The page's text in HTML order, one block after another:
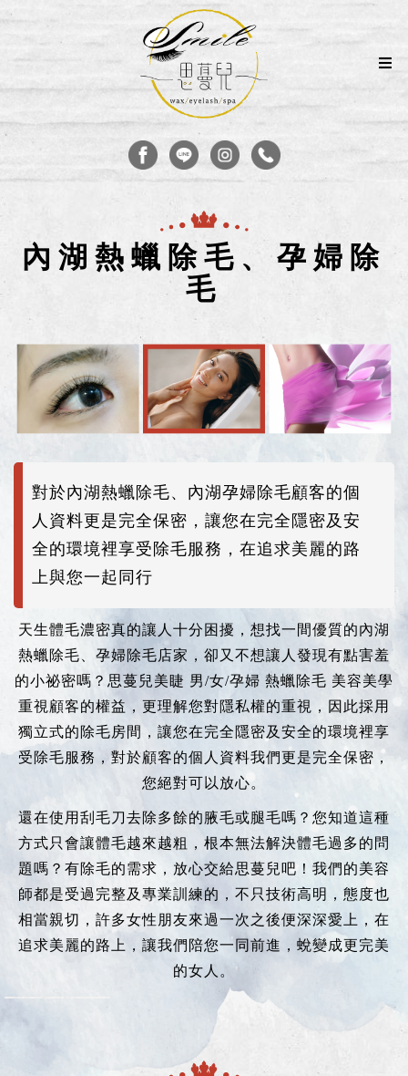
內湖熱蠟除毛、孕婦除
毛
對於內湖熱蠟除毛、內湖孕婦除毛顧客的個
人資料更是完全保密，讓您在完全隱密及安
全的環境裡享受除毛服務，在追求美麗的路
上與您一起同行
天生體毛濃密真的讓人十分困擾，想找一間優質的內湖
熱蠟除毛、孕婦除毛店家，卻又不想讓人發現有點害羞
的小祕密嗎？思蔓兒美睫 男/女/孕婦 熱蠟除毛 美容美學
重視顧客的權益，更理解您對隱私權的重視，因此採用
獨立式的除毛房間，讓您在完全隱密及安全的環境裡享
受除毛服務，對於顧客的個人資料我們更是完全保密，
您絕對可以放心。
還在使用刮毛刀去除多餘的腋毛或腿毛嗎？您知道這種
方式只會讓體毛越來越粗，根本無法解決體毛過多的問
題嗎？有除毛的需求，放心交給思蔓兒吧！我們的美容
師都是受過完整及專業訓練的，不只技術高明，態度也
相當親切，許多女性朋友來過一次之後便深深愛上，在
追求美麗的路上，讓我們陪您一同前進，蛻變成更完美
的女人。